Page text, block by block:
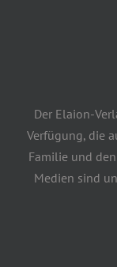
Der Elaion-
Verfügung, die
Familie und
Medien sind